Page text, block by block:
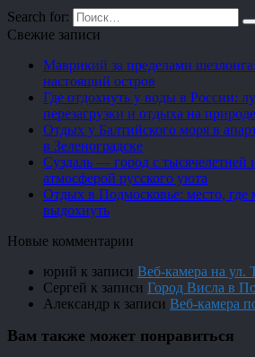
Search for:
Свежие записи
Маврикий за пределами
настоящий остров
Где отдохнуть у воды в России:
перезагрузки и отдыха на природе
Отдых у Балтийского моря в
в Зеленоградске
Суздаль — город с тысячелетней
атмосферой русского уюта
Отдых в Подмосковье: место,
выдохнуть
Новые комментарии
юрий к записи Веб-камера на ул.
Сергей к записи Город Висла в
Александр к записи Веб-камера
Вам также может понравиться